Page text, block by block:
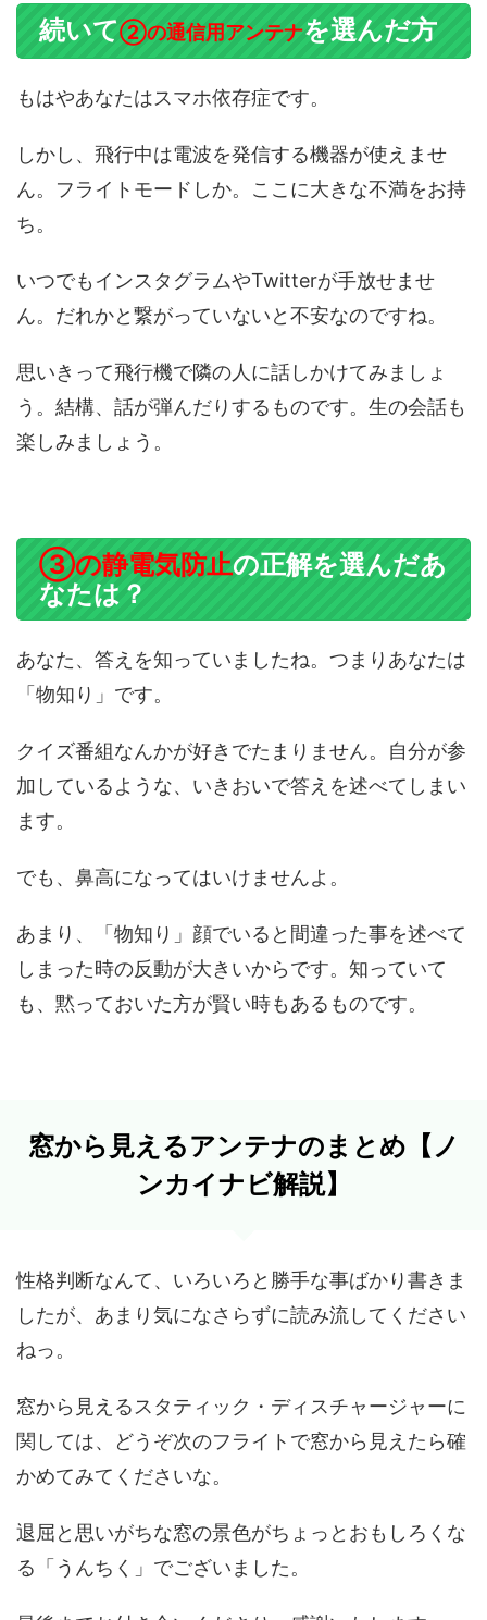
続いて②の通信用アンテナを選んだ方
もはやあなたはスマホ依存症です。
しかし、飛行中は電波を発信する機器が使えませ
ん。フライトモードしか。ここに大きな不満をお持
ち。
いつでもインスタグラムやTwitterが手放せませ
ん。だれかと繋がっていないと不安なのですね。
思いきって飛行機で隣の人に話しかけてみましょ
う。結構、話が弾んだりするものです。生の会話も
楽しみましょう。
③の静電気防止の正解を選んだあ
なたは？
あなた、答えを知っていましたね。つまりあなたは
「物知り」です。
クイズ番組なんかが好きでたまりません。自分が参
加しているような、いきおいで答えを述べてしまい
ます。
でも、鼻高になってはいけませんよ。
あまり、「物知り」顔でいると間違った事を述べて
しまった時の反動が大きいからです。知っていて
も、黙っておいた方が賢い時もあるものです。
窓から見えるアンテナのまとめ【ノ
ンカイナビ解説】
性格判断なんて、いろいろと勝手な事ばかり書きま
したが、あまり気になさらずに読み流してください
ねっ。
窓から見えるスタティック・ディスチャージャーに
関しては、どうぞ次のフライトで窓から見えたら確
かめてみてくださいな。
退屈と思いがちな窓の景色がちょっとおもしろくな
る「うんちく」でございました。